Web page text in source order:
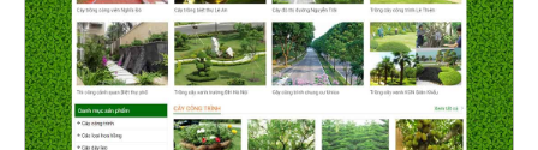
CHI TIẾT